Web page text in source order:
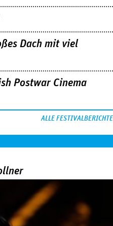
Dach mit viel
Postwar Cinema
ALLE FESTIVALBERICHTE